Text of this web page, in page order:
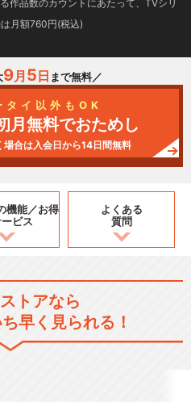
作品数のカウントにあたって、TVシリ
月額760円(税込)
9月 5 日 まで無料／
タイ以外もOK
月無料でおためし
合は入会日から14日間無料
機能／お得
ビス
よくある
質問
トアなら
早く見られる！